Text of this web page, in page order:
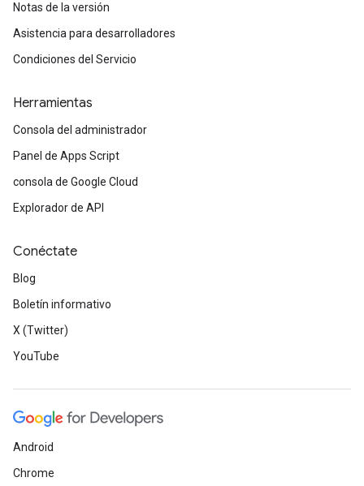
Notas de la versión
Asistencia para desarrolladores
Condiciones del Servicio
Herramientas
Consola del administrador
Panel de Apps Script
consola de Google Cloud
Explorador de API
Conéctate
Blog
Boletín informativo
X (Twitter)
YouTube
Android
Chrome